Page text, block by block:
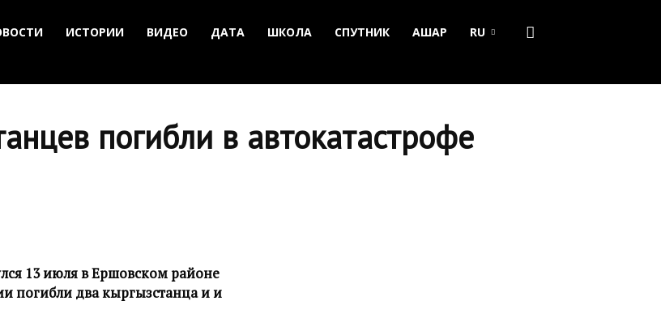
ИСТОРИИ ВИДЕО ДАТА ШКОЛА СПУТНИК АШАР RU
погибли в автокатастрофе
13 июля в Ершовском районе
погибли два кыргызстанца и и